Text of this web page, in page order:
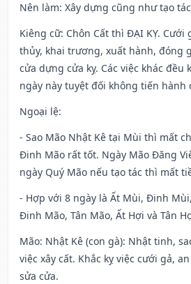
Nên làm: Xây dựng cũng như tạo
Kiêng cữ: Chôn Cất thì ĐẠI KỴ.
thủy, khai trương, xuất hành, đóng
cửa dựng cửa kỵ. Các việc khác đều
ngày này tuyệt đối không tiến hành
Ngoại lệ:
- Sao Mão Nhật Kê tại Mùi thì mất
Đinh Mão rất tốt. Ngày Mão Đăng
ngày Quý Mão nếu tạo tác thì mất
- Hợp với 8 ngày là Ất Mùi, Đinh
Đinh Mão, Tân Mão, Ất Hợi và Tân
Mão: Nhật Kê (con gà): Nhật tinh,
việc xây cất. Khắc kỵ việc cưới gả,
sửa cửa.